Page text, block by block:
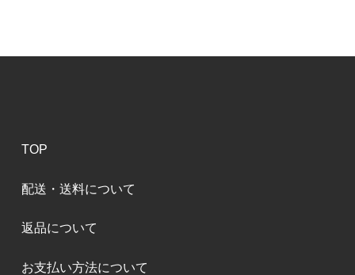
TOP
配送・送料について
返品について
お支払い方法について